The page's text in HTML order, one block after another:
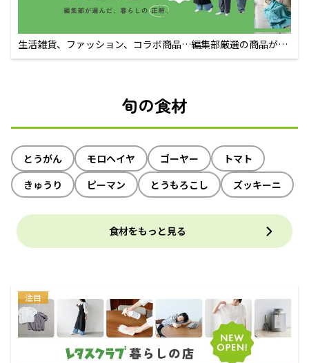
生活雑貨、ファッション、コラボ商品…編集部厳選の商品が買
えるECサイト
旬の食材
とうがん モロヘイヤ ゴーヤー
トマト
きゅうり
ピーマン とうもろこし ズッキーニ
食材をもっと見る
注目